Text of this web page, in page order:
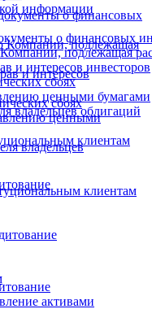
информации
о финансовых
подлежащая
и интересов инвесторов
сбоях
ценными бумагами
владельцев облигаций
клиентам
активами
о финансовых
Компании, подлежащая
и интересов
сбоях
ценными
владельцев
клиентам